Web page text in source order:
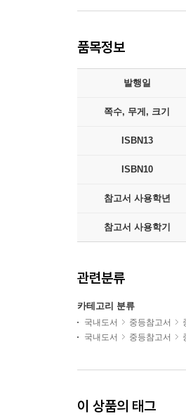
품목정보
발행일
쪽수, 무게, 크기
ISBN13
ISBN10
참고서 사용학년
참고서 사용학기
관련분류
카테고리 분류
국내도서 중등참고서
국내도서
중등참고서
이 상품의 태그